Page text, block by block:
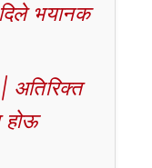
भयानक
होऊ